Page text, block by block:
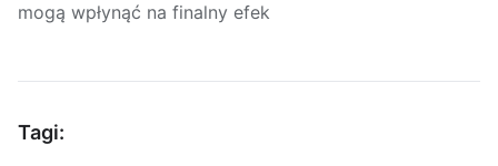
mogą wpłynąć na finalny efek
Tagi: